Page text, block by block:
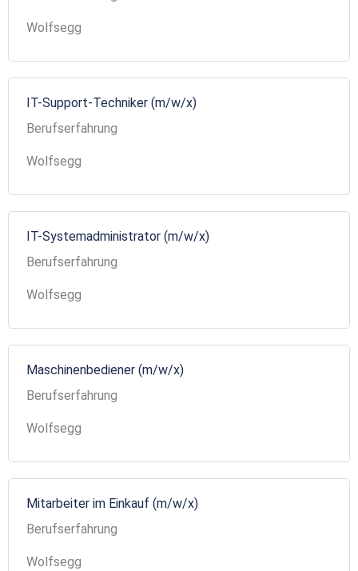
Wolfsegg
IT-Support-Techniker (m/w/x)
Berufserfahrung
Wolfsegg
IT-Systemadministrator (m/w/x)
Berufserfahrung
Wolfsegg
Maschinenbediener (m/w/x)
Berufserfahrung
Wolfsegg
Mitarbeiter im Einkauf (m/w/x)
Berufserfahrung
Wolfsegg